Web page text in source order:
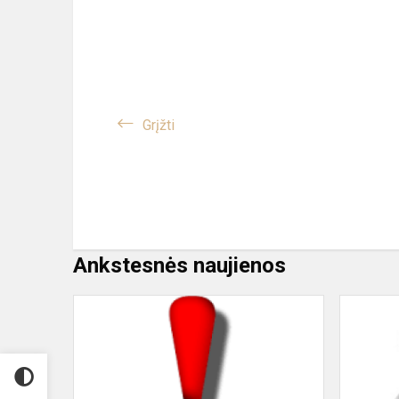
Grįžti
Ankstesnės naujienos